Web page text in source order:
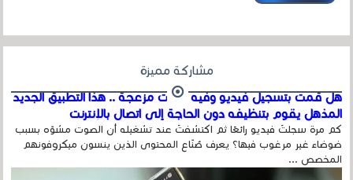
مشاركة مميزة
هل قمت بتسجيل فيديو وفيه أصوت مزعجة .. هذا التطبيق الجديد
المذهل يقوم بتنظيفه دون الحاجة إلى اتصال بالإنترنت
كم مرة سجلتَ فيديو رائعًا ثم اكتشفتَ عند تشغيله أن الصوت مشوّه بسبب
ضوضاء غير مرغوب فيها؟ يعرف صُنّاع المحتوى الذين ينسون ميكروفونهم
المخصص ...